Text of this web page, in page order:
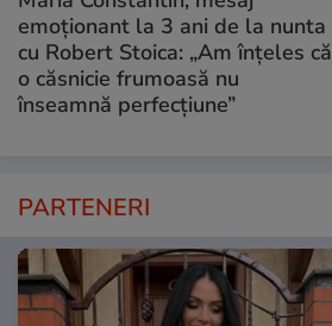
emoționant la 3 ani de la nunta
cu Robert Stoica: „Am înțeles că
o căsnicie frumoasă nu
înseamnă perfecțiune”
PARTENERI